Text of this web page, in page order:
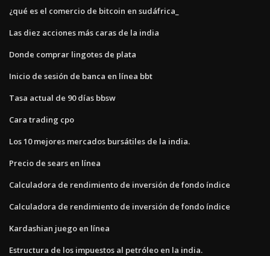
¿qué es el comercio de bitcoin en sudáfrica_
Las diez acciones más caras de la india
Donde comprar lingotes de plata
Inicio de sesión de banca en línea bbt
Tasa actual de 90 días bbsw
Cara trading cpo
Los 10 mejores mercados bursátiles de la india.
Precio de sears en línea
Calculadora de rendimiento de inversión de fondo índice
Calculadora de rendimiento de inversión de fondo índice
Kardashian juego en línea
Estructura de los impuestos al petróleo en la india.